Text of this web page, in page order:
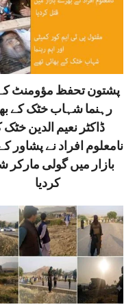
پشتون تحفظ مؤومنٹ
رہنما شہاب خٹک کے
ڈاکٹر نعیم الدین خٹک
نامعلوم افراد نے پشاور
بازار میں گولی مارکر
کردیا